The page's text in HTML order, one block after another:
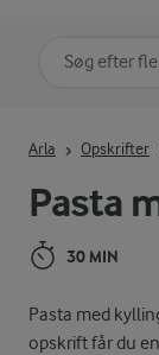
Pasta
30 MIN
Pasta med
opskrift får du
Arla Opskrifter
Søg på